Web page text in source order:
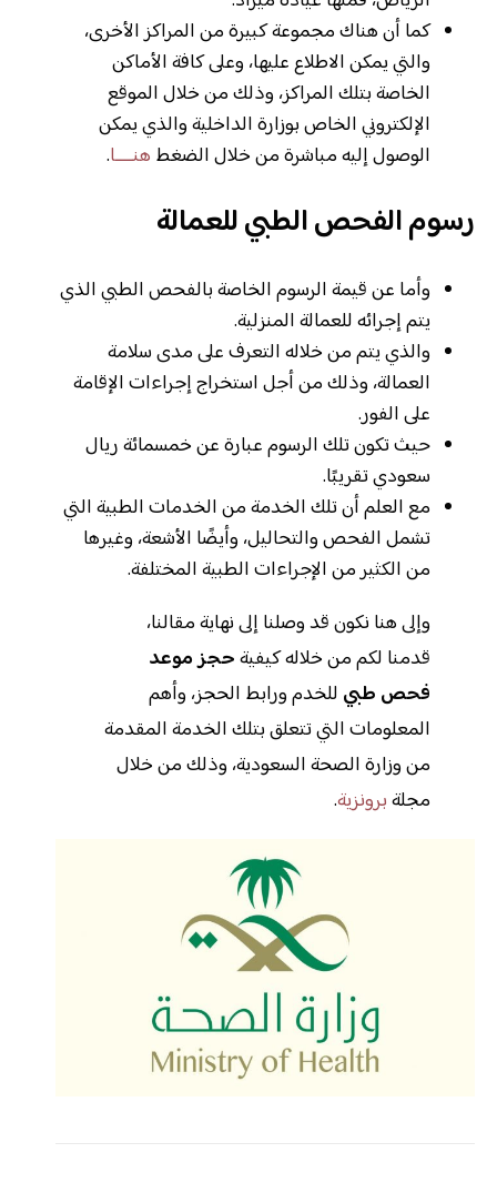
كما أن هناك مجموعة كبيرة من المراكز الأخرى،
والتي يمكن الاطلاع عليها، وعلى كافة الأماكن
الخاصة بتلك المراكز، وذلك من خلال الموقع
الإلكتروني الخاص بوزارة الداخلية والذي يمكن
الوصول إليه مباشرة من خلال الضغط هنــــا.
رسوم الفحص الطبي للعمالة
وأما عن قيمة الرسوم الخاصة بالفحص الطبي الذي
يتم إجرائه للعمالة المنزلية.
والذي يتم من خلاله التعرف على مدى سلامة
العمالة، وذلك من أجل استخراج إجراءات الإقامة
على الفور.
حيث تكون تلك الرسوم عبارة عن خمسمائة ريال
سعودي تقريبًا.
مع العلم أن تلك الخدمة من الخدمات الطبية التي
تشمل الفحص والتحاليل، وأيضًا الأشعة، وغيرها
من الكثير من الإجراءات الطبية المختلفة.
وإلى هنا نكون قد وصلنا إلى نهاية مقالنا،
قدمنا لكم من خلاله كيفيةحجز موعد
فحص طبي للخدم ورابط الحجز، وأهم
المعلومات التي تتعلق بتلك الخدمة المقدمة
من وزارة الصحة السعودية، وذلك من خلال
مجلةبرونزية.